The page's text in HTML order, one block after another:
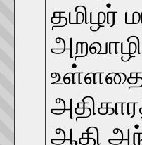
தமிழர்
உள்ளதை
ஆதி